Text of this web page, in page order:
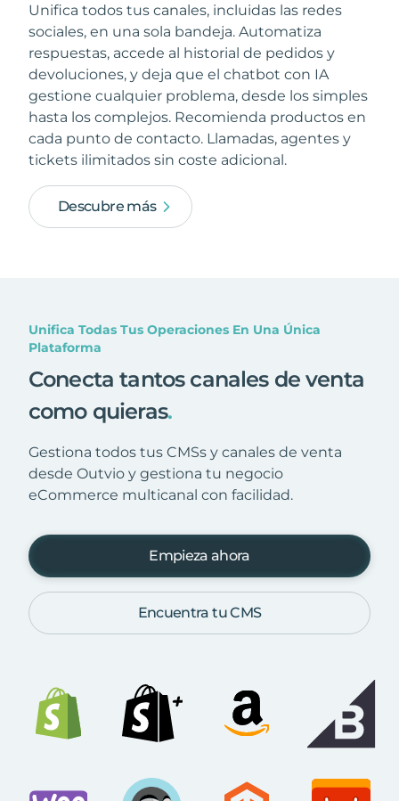
Unifica todos tus canales, incluidas las redes
sociales, en una sola bandeja. Automatiza
respuestas, accede al historial de pedidos y
devoluciones, y deja que el chatbot con IA
gestione cualquier problema, desde los simples
hasta los complejos. Recomienda productos en
cada punto de contacto. Llamadas, agentes y
tickets ilimitados sin coste adicional.
Descubre más
Unifica Todas Tus Operaciones En Una Única
Plataforma
Conecta tantos canales de venta
como quieras.
Gestiona todos tus CMSs y canales de venta
desde Outvio y gestiona tu negocio
eCommerce multicanal con facilidad.
Empieza ahora
Encuentra tu CMS